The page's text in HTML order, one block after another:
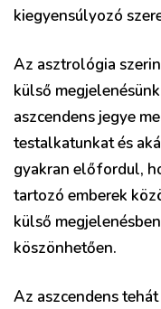
kiegyensúlyozó
Az asztrológia
külső
aszcendens jegye
testalkatunkat és
gyakran előfordul,
tartozó emberek
külső
köszönhetően.
Az aszcendens